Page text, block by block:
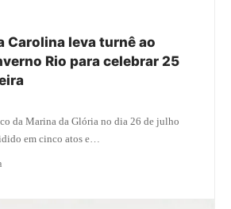
Carolina leva turnê ao
Rio para celebrar 25
da Marina da Glória no dia 26 de julho
em cinco atos e…